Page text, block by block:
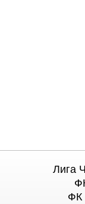
Лига
ФК